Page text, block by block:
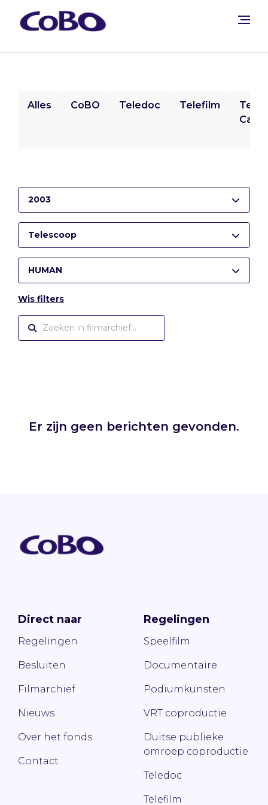
Alles CoBO Teledoc Telefilm
2003
Telescoop
HUMAN
Wis filters
Er zijn geen berichten gevonden.
Direct naar
Regelingen
Besluiten
Filmarchief
Nieuws
Over het fonds
Contact
Regelingen
Speelfilm
Documentaire
Podiumkunsten
VRT coproductie
Duitse publieke
omroep coproductie
Teledoc
Telefilm